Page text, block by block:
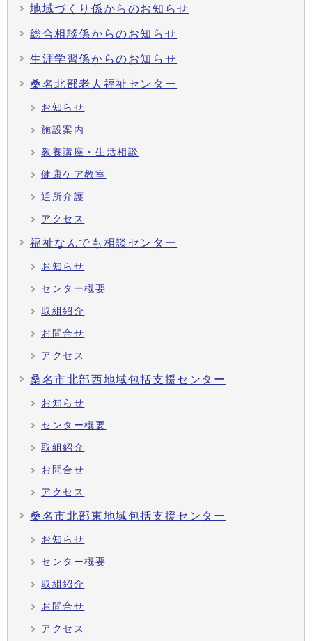
地域づくり係からのお知らせ
総合相談係からのお知らせ
生涯学習係からのお知らせ
桑名北部老人福祉センター
お知らせ
施設案内
教養講座・生活相談
健康ケア教室
通所介護
アクセス
福祉なんでも相談センター
お知らせ
センター概要
取組紹介
お問合せ
アクセス
桑名市北部西地域包括支援センター
お知らせ
センター概要
取組紹介
お問合せ
アクセス
桑名市北部東地域包括支援センター
お知らせ
センター概要
取組紹介
お問合せ
アクセス